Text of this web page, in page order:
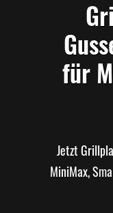
für
Jetzt
MiniMax,